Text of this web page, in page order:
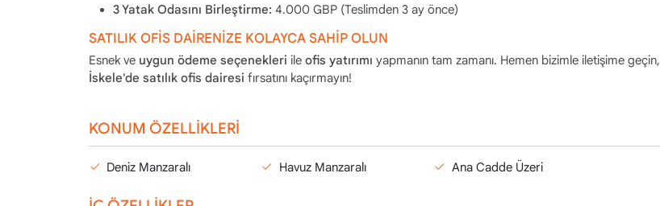
3 Yatak Odasını Birleştirme: 4.000 GBP (Teslimden 3 ay önce)
SATILIK OFİS DAİRENİZE KOLAYCA SAHİP OLUN
Esnek ve uygun ödeme seçenekleri ile ofis yatırımı yapmanın tam zamanı. Hemen bizimle iletişime geçin,
İskele'de satılık ofis dairesi fırsatını kaçırmayın!
KONUM ÖZELLİKLERİ
Deniz Manzaralı Havuz Manzaralı Ana Cadde Üzeri